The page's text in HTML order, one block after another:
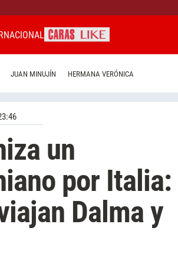
JUAN MINUJÍN HERMANA VERÓNICA
un
por Italia:
Dalma y